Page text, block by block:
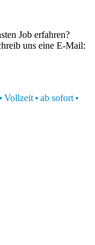
Job erfahren?
uns eine E-Mail:
Vollzeit ab sofort